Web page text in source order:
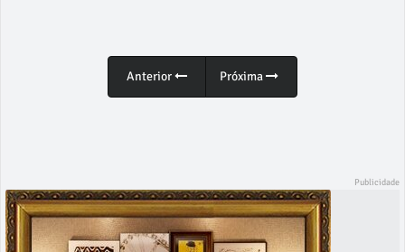
Anterior Próxima